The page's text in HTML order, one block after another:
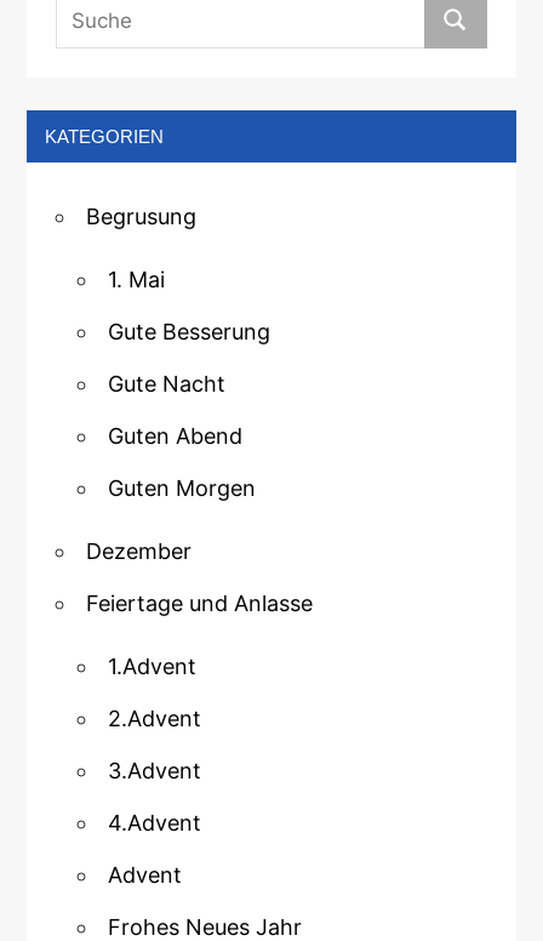
KATEGORIEN
Begrusung
1. Mai
Gute Besserung
Gute Nacht
Guten Abend
Guten Morgen
Dezember
Feiertage und Anlasse
1.Advent
2.Advent
3.Advent
4.Advent
Advent
Frohes Neues Jahr